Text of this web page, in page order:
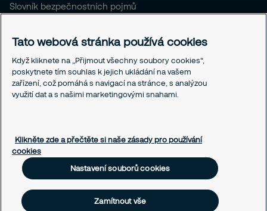
Slovník bezpečnostních pojmů
Právní informace
Ochrana osobních údajů
Obchodní podmínky
Linka integrity
Tato webová stránka používá cookies
Když kliknete na „Přijmout všechny soubory cookies“,
poskytnete tím souhlas k jejich ukládání na vašem
zařízení, což pomáhá s navigací na stránce, s analýzou
využití dat a s našimi marketingovými snahami.
Klikněte zde a přečtěte si naše zásady pro používání
cookies
Nastavení souborů cookies
Zamítnout vše